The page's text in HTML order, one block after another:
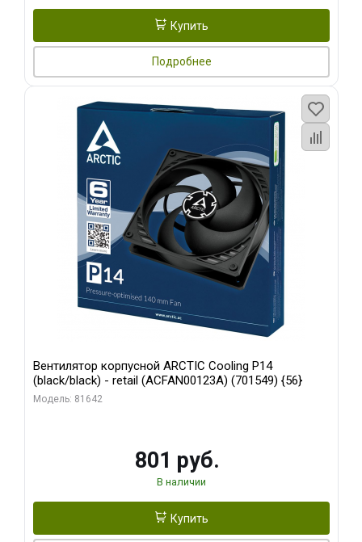
Купить
Подробнее
Вентилятор корпусной ARCTIC Cooling P14
(black/black) - retail (ACFAN00123A) (701549) {56}
Модель: 81642
801 руб.
В наличии
Купить